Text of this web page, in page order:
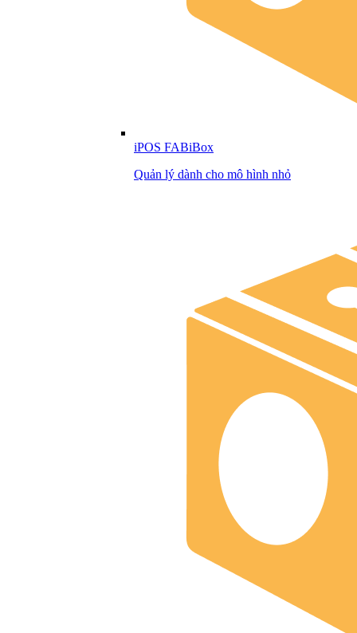
iPOS FABiBox
Quản lý dành cho mô hình nhỏ